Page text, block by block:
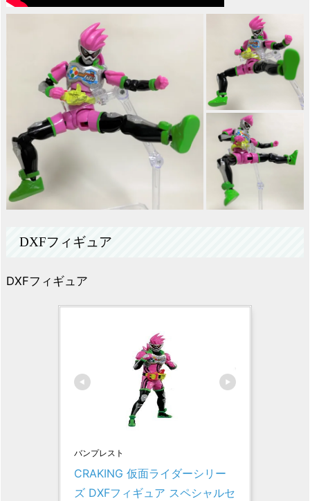
DXFフィギュア
DXFフィギュア
バンプレスト
CRAKING 仮面ライダーシリー
ズ DXFフィギュア スペシャルセ